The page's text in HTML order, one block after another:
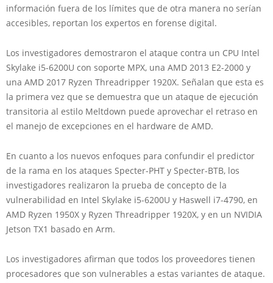
información fuera de los límites que de otra manera no serían
accesibles, reportan los expertos en forense digital.
Los investigadores demostraron el ataque contra un CPU Intel
Skylake i5-6200U con soporte MPX, una AMD 2013 E2-2000 y
una AMD 2017 Ryzen Threadripper 1920X. Señalan que esta es
la primera vez que se demuestra que un ataque de ejecución
transitoria al estilo Meltdown puede aprovechar el retraso en
el manejo de excepciones en el hardware de AMD.
En cuanto a los nuevos enfoques para confundir el predictor
de la rama en los ataques Specter-PHT y Specter-BTB, los
investigadores realizaron la prueba de concepto de la
vulnerabilidad en Intel Skylake i5-6200U y Haswell i7-4790, en
AMD Ryzen 1950X y Ryzen Threadripper 1920X, y en un NVIDIA
Jetson TX1 basado en Arm.
Los investigadores afirman que todos los proveedores tienen
procesadores que son vulnerables a estas variantes de ataque.